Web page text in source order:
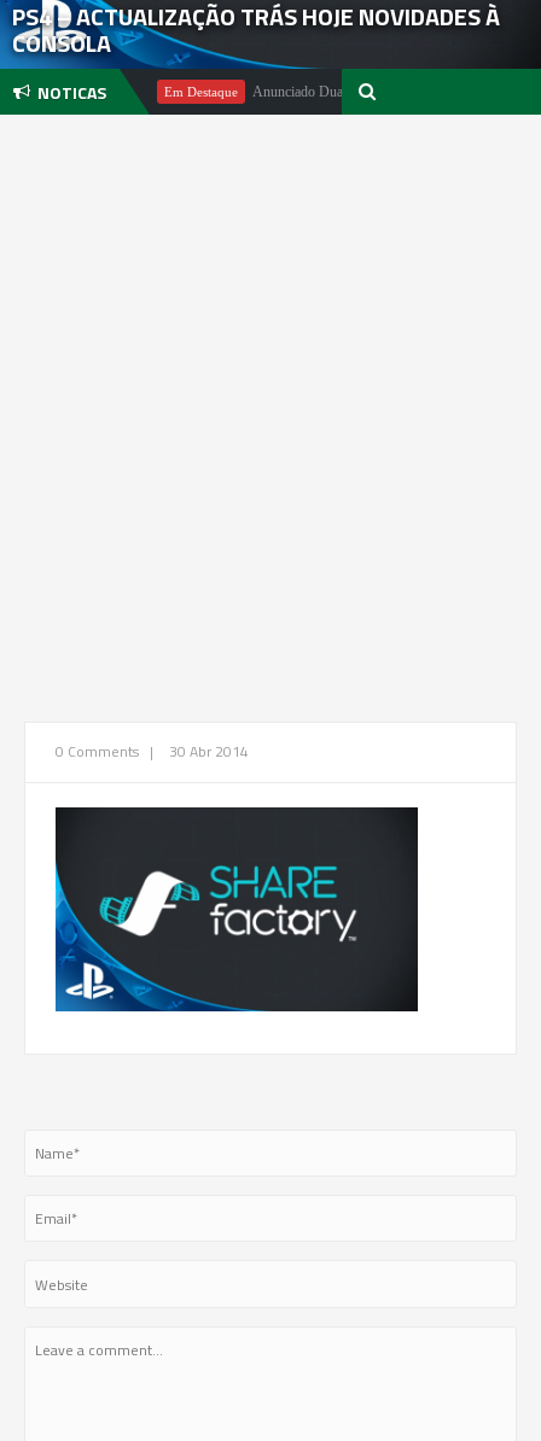
PS4 – ACTUALIZAÇÃO TRÁS HOJE NOVIDADES À
CONSOLA
NOTICAS
Pachter Em Destaque Anunciado DualSense The Last of Us Limited Edition
0 Comments | 30 Abr 2014